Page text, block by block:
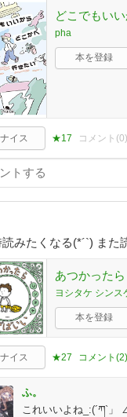
どこでもい
pha
本を登録
ナイス ★17 コメント(0)
みたくなる(*´`) また
あつかった
ヨシタケ シンス
本を登録
ナイス ★27 コメント(2)
ふ。
これいいよね_:(´ཀ`」